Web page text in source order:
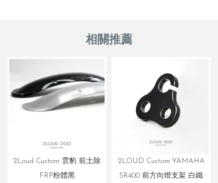
2Loud Custom 雲豹 前土除
FRP粉體黑
2LOUD Custom YAMAHA
SR400 前方向燈支架 白鐵